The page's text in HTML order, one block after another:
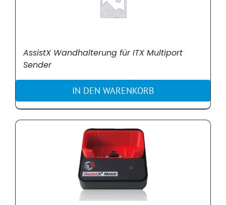
AssistX Wandhalterung für ITX Multiport
Sender
IN DEN WARENKORB